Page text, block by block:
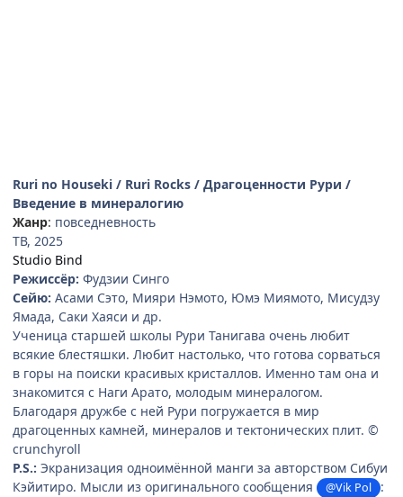
Ruri no Houseki / Ruri Rocks / Драгоценности Рури /
Введение в минералогию
Жанр: повседневность
ТВ, 2025
Studio Bind
Режиссёр: Фудзии Синго
Сейю: Асами Сэто, Мияри Нэмото, Юмэ Миямото, Мисудзу
Ямада, Саки Хаяси и др.
Ученица старшей школы Рури Танигава очень любит
всякие блестяшки. Любит настолько, что готова сорваться
в горы на поиски красивых кристаллов. Именно там она и
знакомится с Наги Арато, молодым минералогом.
Благодаря дружбе с ней Рури погружается в мир
драгоценных камней, минералов и тектонических плит. ©
crunchyroll
P.S.: Экранизация одноимённой манги за авторством Сибуи
Кэйитиро. Мысли из оригинального сообщения
@Vik Pol :